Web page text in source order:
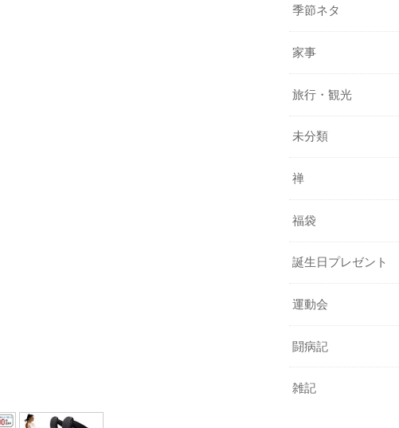
季節ネタ
家事
旅行・観光
未分類
禅
福袋
誕生日プレゼント
運動会
闘病記
雑記